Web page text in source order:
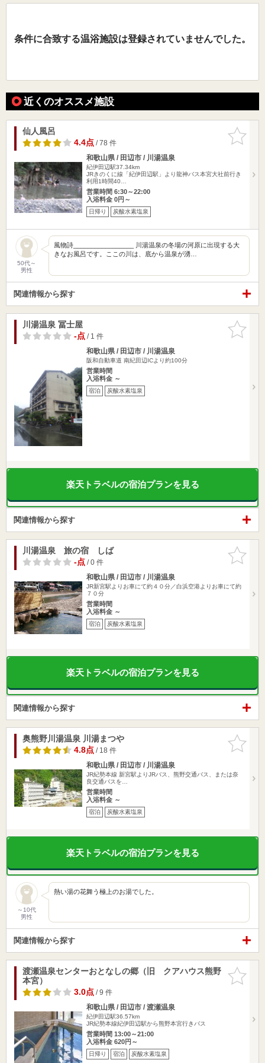
条件に合致する温浴施設は登録されていませんでした。
近くのオススメ施設
お気に入
りに追加
仙人風呂
4.4点/ 78 件
和歌山県 / 田辺市 / 川湯温泉
紀伊田辺駅37.34km
JRきのくに線「紀伊田辺駅」より龍神バス本宮大社前行き
利用1時間40…
営業時間 6:30～22:00
入浴料金 0円～
日帰り 炭酸水素塩泉
50代～
男性
風物詩_________________ 川湯温泉の冬場の河原に出現する大
きなお風呂です。ここの川は、底から温泉が湧…
関連情報から探す
お気に入
りに追加
川湯温泉 冨士屋
-点/ 1 件
和歌山県 / 田辺市 / 川湯温泉
阪和自動車道 南紀田辺ICより約100分
営業時間
入浴料金 ～
宿泊 炭酸水素塩泉
楽天トラベルの宿泊プランを見る
関連情報から探す
お気に入
りに追加
川湯温泉 旅の宿 しば
-点/ 0 件
和歌山県 / 田辺市 / 川湯温泉
JR新宮駅よりお車にて約４０分／白浜空港よりお車にて約
７０分
営業時間
入浴料金 ～
宿泊 炭酸水素塩泉
楽天トラベルの宿泊プランを見る
関連情報から探す
お気に入
りに追加
奥熊野川湯温泉 川湯まつや
4.8点/ 18 件
和歌山県 / 田辺市 / 川湯温泉
JR紀勢本線 新宮駅よりJRバス、熊野交通バス、または奈
良交通バスを…
営業時間
入浴料金 ～
宿泊 炭酸水素塩泉
楽天トラベルの宿泊プランを見る
～10代
男性
熱い湯の花舞う極上のお湯でした。
関連情報から探す
お気に入
りに追加
渡瀬温泉センターおとなしの郷（旧 クアハウス熊野
本宮）
3.0点/ 9 件
和歌山県 / 田辺市 / 渡瀬温泉
紀伊田辺駅36.57km
JR紀勢本線紀伊田辺駅から熊野本宮行きバス
営業時間 13:00～21:00
入浴料金 620円～
日帰り 宿泊 炭酸水素塩泉